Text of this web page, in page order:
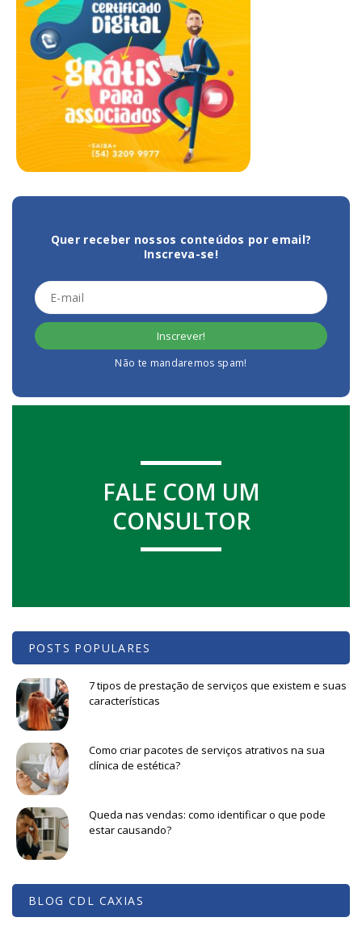
Quer receber nossos conteúdos por email?
Inscreva-se!
Não te mandaremos spam!
FALE COM UM
CONSULTOR
POSTS POPULARES
7 tipos de prestação de serviços que existem e suas
características
Como criar pacotes de serviços atrativos na sua
clínica de estética?
Queda nas vendas: como identificar o que pode
estar causando?
BLOG CDL CAXIAS